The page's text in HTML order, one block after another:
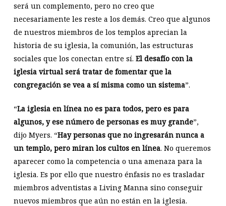
será un complemento, pero no creo que
necesariamente les reste a los demás. Creo que algunos
de nuestros miembros de los templos aprecian la
historia de su iglesia, la comunión, las estructuras
sociales que los conectan entre sí. El desafío con la
iglesia virtual será tratar de fomentar que la
congregación se vea a sí misma como un sistema”.
“La iglesia en línea no es para todos, pero es para
algunos, y ese número de personas es muy grande”,
dijo Myers. “Hay personas que no ingresarán nunca a
un templo, pero miran los cultos en línea. No queremos
aparecer como la competencia o una amenaza para la
iglesia. Es por ello que nuestro énfasis no es trasladar
miembros adventistas a Living Manna sino conseguir
nuevos miembros que aún no están en la iglesia.